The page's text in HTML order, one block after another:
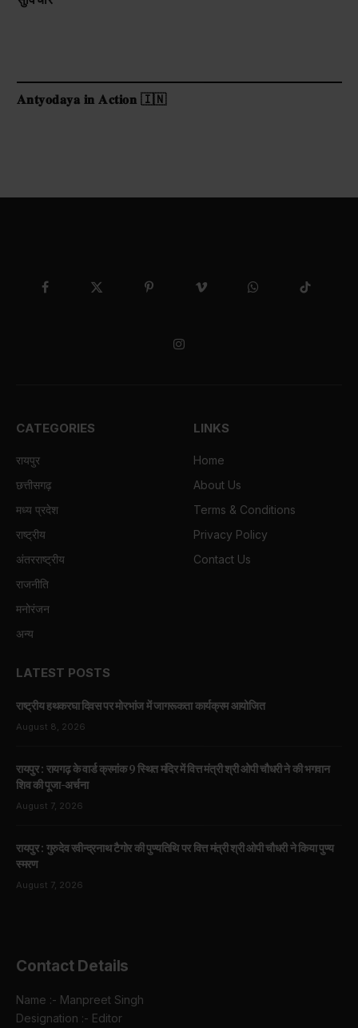
𝐀𝐧𝐭𝐲𝐨𝐝𝐚𝐲𝐚 𝐢𝐧 𝐀𝐜𝐭𝐢𝐨𝐧 🇮🇳
FacebookX
Pinterest Vimeo WhatsAppTikTok
Instagram
CATEGORIES
रायपुर
छत्तीसगढ़
मध्य प्रदेश
राष्ट्रीय
अंतरराष्ट्रीय
राजनीति
मनोरंजन
अन्य
LINKS
Home
About Us
Terms & Conditions
Privacy Policy
Contact Us
LATEST POSTS
राष्ट्रीय हथकरघा दिवस पर मोरभांज में जागरूकता कार्यक्रम आयोजित
August 8, 2026
रायपुर : रायगढ़ के वार्ड क्रमांक 9 स्थित मंदिर में वित्त मंत्री श्री ओपी चौधरी ने की भगवान
शिव की पूजा-अर्चना
August 7, 2026
रायपुर : गुरुदेव रवीन्द्रनाथ टैगोर की पुण्यतिथि पर वित्त मंत्री श्री ओपी चौधरी ने किया पुण्य
स्मरण
August 7, 2026
Contact Details
Name :- Manpreet Singh
Designation :- Editor